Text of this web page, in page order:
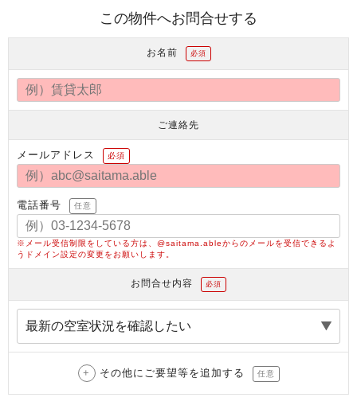
この物件へお問合せする
お名前 必須
ご連絡先
メールアドレス 必須
電話番号 任意
※メール受信制限をしている方は、@saitama.ableからのメールを受信できるよ
うドメイン設定の変更をお願いします。
お問合せ内容 必須
その他にご要望等を追加する 任意